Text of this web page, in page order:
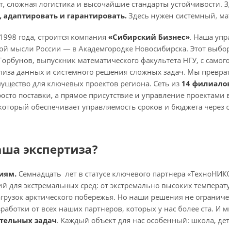
логистика и высочайшие стандарты устойчивости.
адаптировать и гарантировать. Здесь нужен системный,
года, строится компания «Сибирский Бизнес». Наша
мысли России — в Академгородке Новосибирска. Этот
выпускник математического факультета НГУ, с
данных и системного решения сложных задач. Мы
для ключевых проектов региона. Сеть из 14
поставки, а прямое присутствие и управление
обеспечивает управляемость сроков и бюджета
экспертиза?
Семнадцать лет в статусе ключевого партнера
для экстремальных сред: от экстремально высоких
арктического побережья. Но наши решения не
от всех наших партнеров, которых у нас более ста. И
задач. Каждый объект для нас особенный: школа,